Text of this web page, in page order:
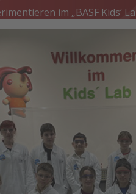
im „BASF Kids‘